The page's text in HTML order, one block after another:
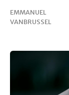
EMMANUEL
VANBRUSSEL